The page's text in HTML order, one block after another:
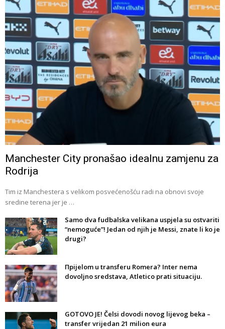
Manchester City pronašao idealnu zamjenu za
Rodrija
Tim iz Manchestera s velikom posvećenošću radi na obnovi svoje
sredine terena jer je …
Samo dva fudbalska velikana uspjela su ostvariti
“nemoguće”! Jedan od njih je Messi, znate li ko je
drugi?
Прijelom u transferu Romera? Inter nema
dovoljno sredstava, Atletico prati situaciju.
GOTOVO JE! Čelsi dovodi novog lijevog beka –
transfer vrijedan 21 milion eura